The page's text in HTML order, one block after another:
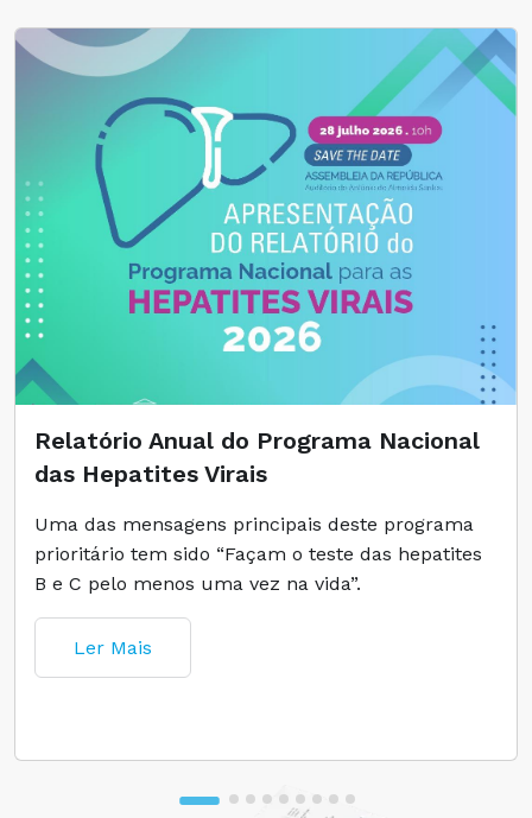
Relatório Anual do Programa Nacional
das Hepatites Virais
Uma das mensagens principais deste programa
prioritário tem sido “Façam o teste das hepatites
B e C pelo menos uma vez na vida”.
Ler Mais